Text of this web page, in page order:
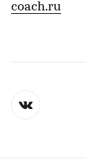
coach.ru